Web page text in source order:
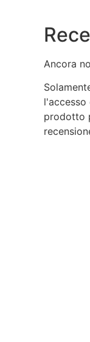
Ancora
l'accesso
prodotto